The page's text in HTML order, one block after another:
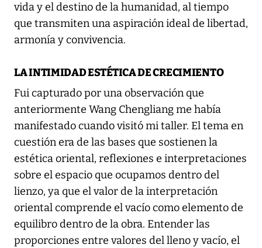
vida y el destino de la humanidad, al tiempo
que transmiten una aspiración ideal de libertad,
armonía y convivencia.
LA INTIMIDAD ESTÉTICA DE CRECIMIENTO
Fui capturado por una observación que
anteriormente Wang Chengliang me había
manifestado cuando visitó mi taller. El tema en
cuestión era de las bases que sostienen la
estética oriental, reflexiones e interpretaciones
sobre el espacio que ocupamos dentro del
lienzo, ya que el valor de la interpretación
oriental comprende el vacío como elemento de
equilibro dentro de la obra. Entender las
proporciones entre valores del lleno y vacío, el